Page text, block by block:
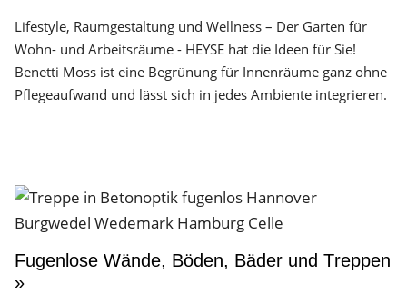
Lifestyle, Raumgestaltung und Wellness – Der Garten für
Wohn- und Arbeitsräume - HEYSE hat die Ideen für Sie!
Benetti Moss ist eine Begrünung für Innenräume ganz ohne
Pflegeaufwand und lässt sich in jedes Ambiente integrieren.
Fugenlose Wände, Böden, Bäder und Treppen
»